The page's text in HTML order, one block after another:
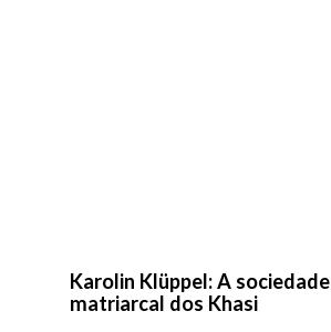
Karolin Klüppel: A sociedade
matriarcal dos Khasi